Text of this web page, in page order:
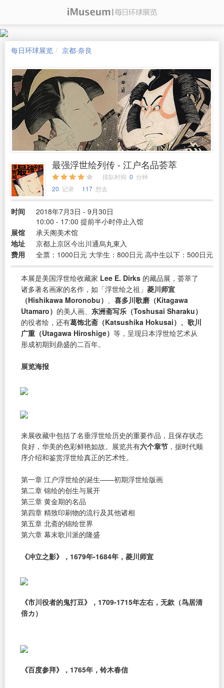
每日环球展览 京都·奈良
最强浮世绘列传 - 江户名品荟萃
排队时间 0 分钟
20 记录 117 想去
时间
2018年7月3日 - 9月30日
10:00 - 17:00 提前半小时停止入馆
展馆
承天阁美术馆
地址
京都上京区今出川通烏丸東入
费用
全票：1000日元 大学生：800日元 高中生以下：500日元
本展是美国浮世绘收藏家 Lee E. Dirks 的藏品展，荟萃了
诸多著名画家的名作，如「浮世绘之祖」 菱川师宣
（Hishikawa Moronobu） 、 喜多川歌磨（Kitagawa
Utamaro） 的美人画、 东洲斋写乐（Toshusai Sharaku）
的役者绘，还有葛饰北斋（Katsushika Hokusai）、歌川
广重（Utagawa Hiroshige） 等，呈现日本浮世绘艺术从
形成初期到鼎盛的二百年。
展览海报
来展收藏中包括了名垂浮世绘历史的重要作品，且保存状态
良好，华美的色彩鲜艳如故。展览共有六个章节 ，据时代顺
序介绍和鉴赏浮世绘真正的艺术性。
第一章 江户浮世绘的诞生——初期浮世绘版画
第二章 锦绘的创生与展开
第三章 黄金期的名品
第四章 精致印刷物的流行及其他诸相
第五章 北斋的锦绘世界
第六章 幕末歌川派的隆盛
《冲立之影》，1679年-1684年，菱川师宣
《市川役者的鬼打豆》，1709-1715年左右，无款（鸟居清
倍カ）
《百度参拜》，1765年，铃木春信